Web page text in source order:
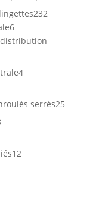
232232
66
produits
44
serrés2525
38
1212